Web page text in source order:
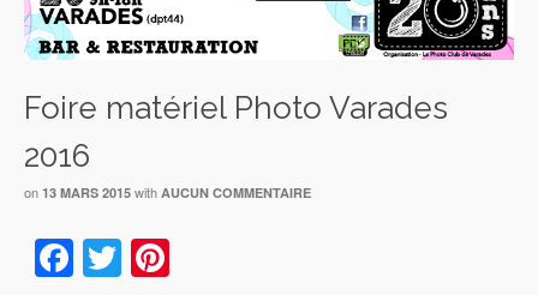
Foire matériel Photo Varades
2016
on 13 MARS 2015 with AUCUN COMMENTAIRE
Facebook
Twitter